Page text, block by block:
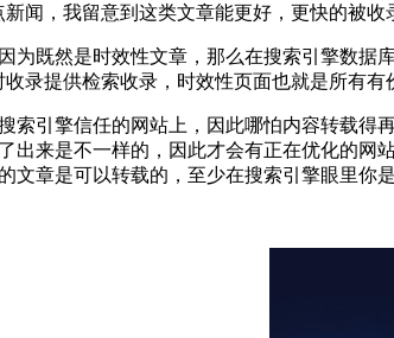
闻，我留意到这类文章能更好，更快的被收
为既然是时效性文章，那么在搜索引擎数
录提供检索收录，时效性页面也就是所有有
索引擎信任的网站上，因此哪怕内容转载
出来是不一样的，因此才会有正在优化的
文章是可以转载的，至少在搜索引擎眼里你